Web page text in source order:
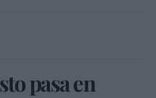
pasa en